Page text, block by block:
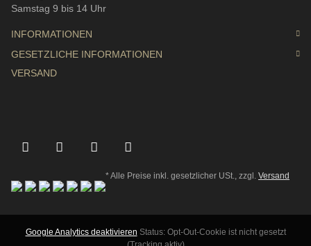
Samstag 9 bis 14 Uhr
INFORMATIONEN
GESETZLICHE INFORMATIONEN
VERSAND
* Alle Preise inkl. gesetzlicher USt., zzgl. Versand
Google Analytics deaktivieren Status: Opt-Out-Cookie ist nicht gesetzt